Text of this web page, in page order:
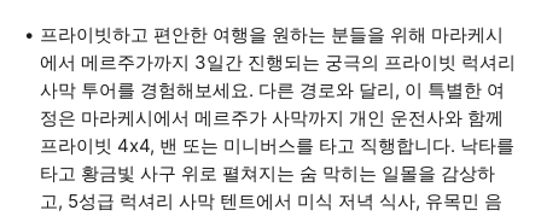
프라이빗하고 편안한 여행을 원하는 분들을 위해 마라케시
에서 메르주가까지 3일간 진행되는 궁극의 프라이빗 럭셔리
사막 투어를 경험해보세요. 다른 경로와 달리, 이 특별한 여
정은 마라케시에서 메르주가 사막까지 개인 운전사와 함께
프라이빗 4x4, 밴 또는 미니버스를 타고 직행합니다. 낙타를
타고 황금빛 사구 위로 펼쳐지는 숨 막히는 일몰을 감상하
고, 5성급 럭셔리 사막 텐트에서 미식 저녁 식사, 유목민 음